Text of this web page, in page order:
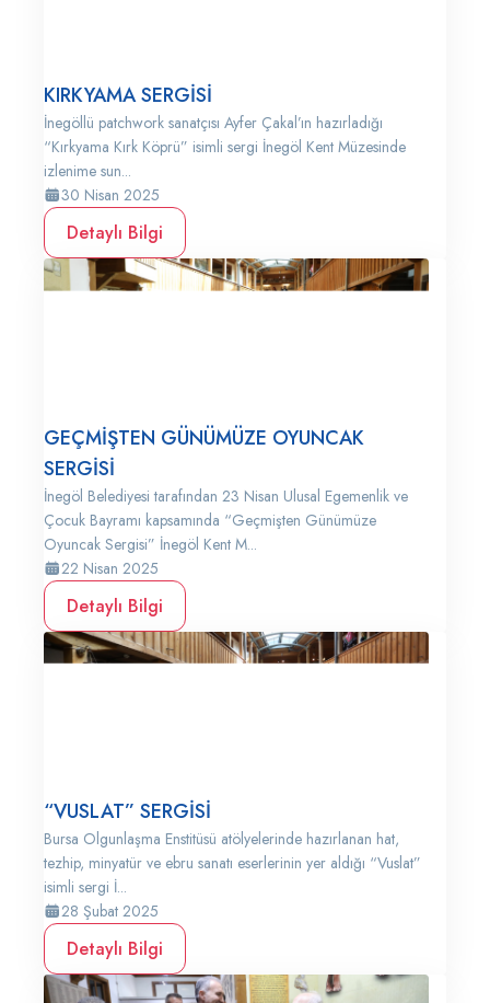
KIRKYAMA SERGİSİ
İnegöllü patchwork sanatçısı Ayfer Çakal’ın hazırladığı
“Kırkyama Kırk Köprü” isimli sergi İnegöl Kent Müzesinde
izlenime sun...
30 Nisan 2025
Detaylı Bilgi
GEÇMİŞTEN GÜNÜMÜZE OYUNCAK
SERGİSİ
İnegöl Belediyesi tarafından 23 Nisan Ulusal Egemenlik ve
Çocuk Bayramı kapsamında “Geçmişten Günümüze
Oyuncak Sergisi” İnegöl Kent M...
22 Nisan 2025
Detaylı Bilgi
“VUSLAT” SERGİSİ
Bursa Olgunlaşma Enstitüsü atölyelerinde hazırlanan hat,
tezhip, minyatür ve ebru sanatı eserlerinin yer aldığı “Vuslat”
isimli sergi İ...
28 Şubat 2025
Detaylı Bilgi